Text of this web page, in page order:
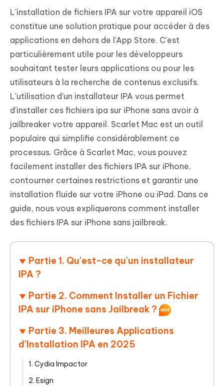
iAnyGo
L'installation de fichiers IPA sur votre appareil iOS
constitue une solution pratique pour accéder à des
applications en dehors de l'App Store. C'est
particulièrement utile pour les développeurs
souhaitant tester leurs applications ou pour les
utilisateurs à la recherche de contenus exclusifs.
L'utilisation d'un installateur IPA vous permet
d'installer ces fichiers ipa sur iPhone sans avoir à
jailbreaker votre appareil. Scarlet Mac est un outil
populaire qui simplifie considérablement ce
processus. Grâce à Scarlet Mac, vous pouvez
facilement installer des fichiers IPA sur iPhone,
contourner certaines restrictions et garantir une
installation fluide sur votre iPhone ou iPad. Dans ce
guide, nous vous expliquerons comment installer
des fichiers IPA sur iPhone sans jailbreak.
Partie 1. Qu'est-ce qu'un installateur
IPA ?
Partie 2. Comment Installer un Fichier
IPA sur iPhone sans Jailbreak ?
Partie 3. Meilleures Applications
d'Installation IPA en 2025
1. Cydia Impactor
2. Esign